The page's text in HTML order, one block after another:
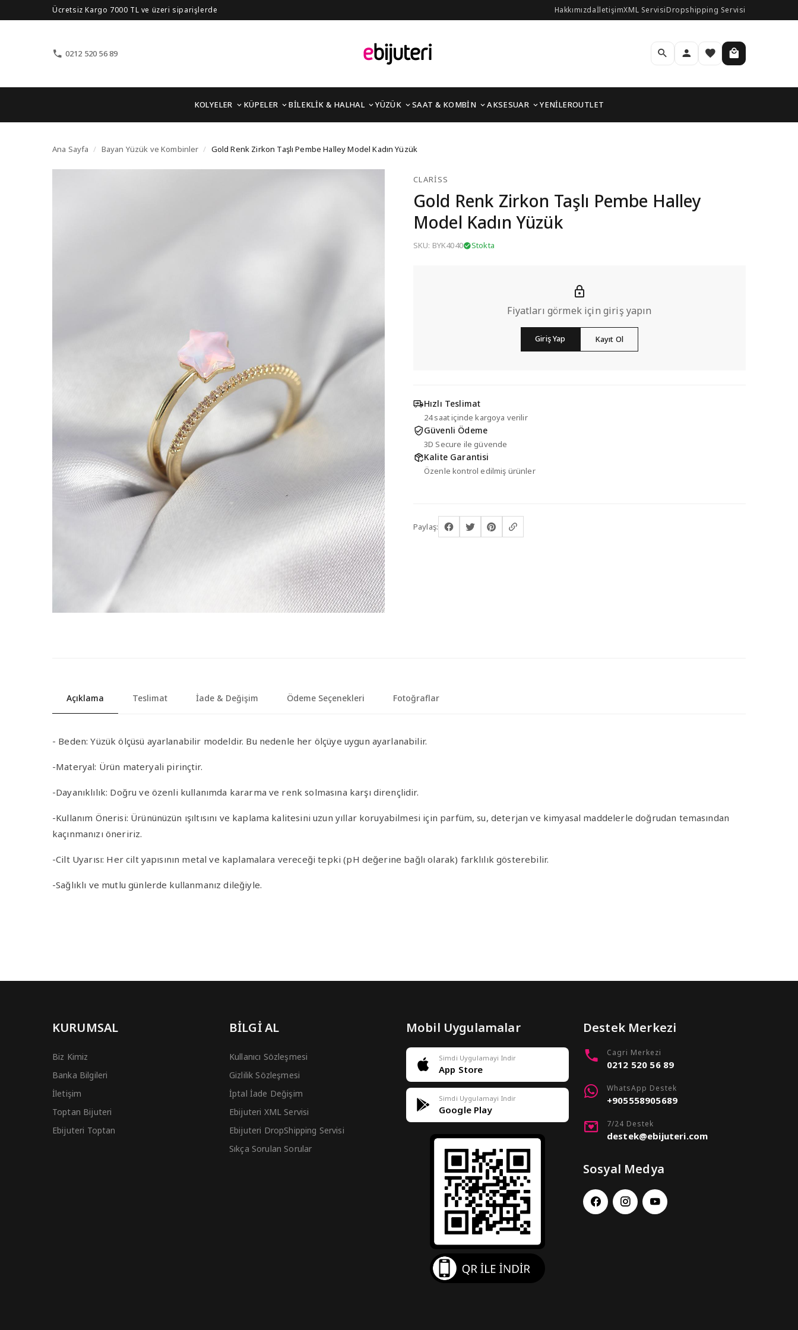
Ücretsiz Kargo 7000 TL ve üzeri siparişlerde HakkımızdaİletişimXML ServisiDropshipping Servisi
0212 520 56 89
KOLYELER KÜPELER BİLEKLİK & HALHAL YÜZÜK SAAT & KOMBİN AKSESUAR YENİLEROUTLET
Gold Renk Zirkon Taşlı Pembe Halley Model Kadın Yüzük
Ana Sayfa / Bayan Yüzük ve Kombinler / Gold Renk Zirkon Taşlı Pembe Halley Model Kadın Yüzük
CLARISS
Gold Renk Zirkon Taşlı Pembe Halley
Model Kadın Yüzük
SKU: BYK4040 Stokta
Fiyatları görmek için giriş yapın
Giriş Yap Kayıt Ol
Hızlı Teslimat
24 saat içinde kargoya verilir
Güvenli Ödeme
3D Secure ile güvende
Kalite Garantisi
Özenle kontrol edilmiş ürünler
Paylaş:
Açıklama Teslimat İade & Değişim Ödeme Seçenekleri Fotoğraflar
- Beden:Yüzük ölçüsü ayarlanabilir modeldir. Bu nedenle her ölçüye uygun ayarlanabilir.
-Materyal: Ürün materyali pirinçtir.
-Dayanıklılık: Doğru ve özenli kullanımda kararma ve renk solmasına karşı dirençlidir.
-Kullanım Önerisi: Ürününüzün ışıltısını ve kaplama kalitesini uzun yıllar koruyabilmesi için parfüm, su, deterjan ve kimyasal maddelerle doğrudan temasından
kaçınmanızı öneririz.
-Cilt Uyarısı: Her cilt yapısının metal ve kaplamalara vereceği tepki (pH değerine bağlı olarak) farklılık gösterebilir.
-Sağlıklı ve mutlu günlerde kullanmanız dileğiyle.
KURUMSAL
Biz Kimiz
Banka Bilgileri
İletişim
Toptan Bijuteri
Ebijuteri Toptan
BİLGİ AL
Kullanıcı Sözleşmesi
Gizlilik Sözleşmesi
İptal İade Değişim
Ebijuteri XML Servisi
Ebijuteri DropShipping Servisi
Sıkça Sorulan Sorular
Mobil Uygulamalar
Simdi Uygulamayi Indir
App Store
Simdi Uygulamayi Indir
Google Play
Destek Merkezi
Cagri Merkezi
0212 520 56 89
WhatsApp Destek
+905558905689
7/24 Destek
destek@ebijuteri.com
Sosyal Medya